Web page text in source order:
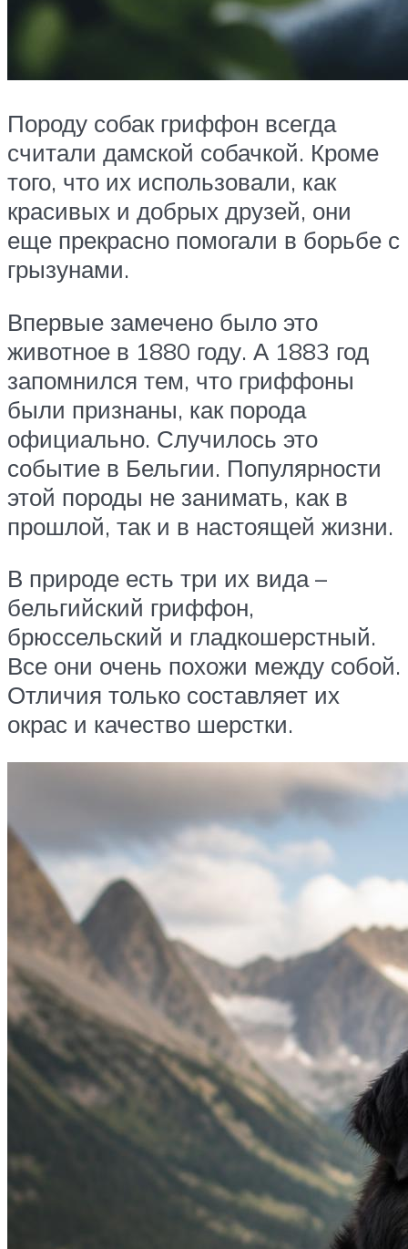
Породу собак гриффон всегда
считали дамской собачкой. Кроме
того, что их использовали, как
красивых и добрых друзей, они
еще прекрасно помогали в борьбе с
грызунами.
Впервые замечено было это
животное в 1880 году. А 1883 год
запомнился тем, что гриффоны
были признаны, как порода
официально. Случилось это
событие в Бельгии. Популярности
этой породы не занимать, как в
прошлой, так и в настоящей жизни.
В природе есть три их вида –
бельгийский гриффон,
брюссельский и гладкошерстный.
Все они очень похожи между собой.
Отличия только составляет их
окрас и качество шерстки.